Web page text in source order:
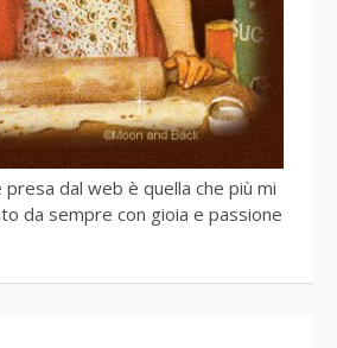
dal web è quella che più mi
da sempre con gioia e passione